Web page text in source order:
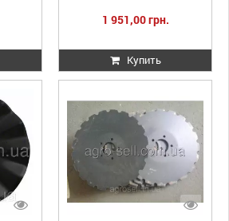
1 951,00 грн.
Купить